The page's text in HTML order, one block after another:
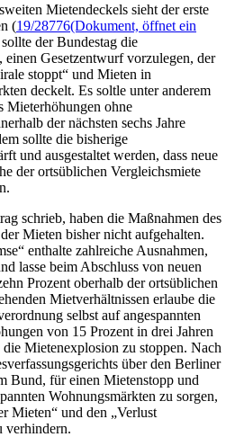
Mietendeckels sieht der erste
(19/28776(Dokument, öffnet ein
der Bundestag die
Gesetzentwurf vorzulegen, der
stoppt“ und Mieten in
deckelt. Es soltle unter anderem
Mieterhöhungen ohne
der nächsten sechs Jahre
sollte die bisherige
und ausgestaltet werden, dass neue
der ortsüblichen Vergleichsmiete
schrieb, haben die Maßnahmen des
Mieten bisher nicht aufgehalten.
enthalte zahlreiche Ausnahmen,
lasse beim Abschluss von neuen
Prozent oberhalb der ortsüblichen
Mietverhältnissen erlaube die
selbst auf angespannten
von 15 Prozent in drei Jahren
Mietenexplosion zu stoppen. Nach
über den Berliner
Bund, für einen Mietenstopp und
Wohnungsmärkten zu sorgen,
Mieten“ und den „Verlust
verhindern.